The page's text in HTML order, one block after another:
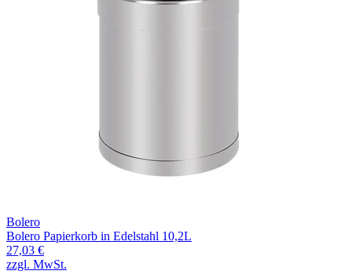
Bolero
Bolero Papierkorb in Edelstahl 10,2L
27,03 €
zzgl. MwSt.